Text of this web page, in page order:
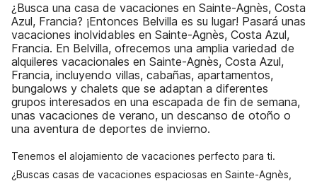
¿Busca una casa de vacaciones en Sainte-Agnès, Costa
Azul, Francia? ¡Entonces Belvilla es su lugar! Pasará unas
vacaciones inolvidables en Sainte-Agnès, Costa Azul,
Francia. En Belvilla, ofrecemos una amplia variedad de
alquileres vacacionales en Sainte-Agnès, Costa Azul,
Francia, incluyendo villas, cabañas, apartamentos,
bungalows y chalets que se adaptan a diferentes
grupos interesados en una escapada de fin de semana,
unas vacaciones de verano, un descanso de otoño o
una aventura de deportes de invierno.
Tenemos el alojamiento de vacaciones perfecto para ti.
¿Buscas casas de vacaciones espaciosas en Sainte-Agnès,